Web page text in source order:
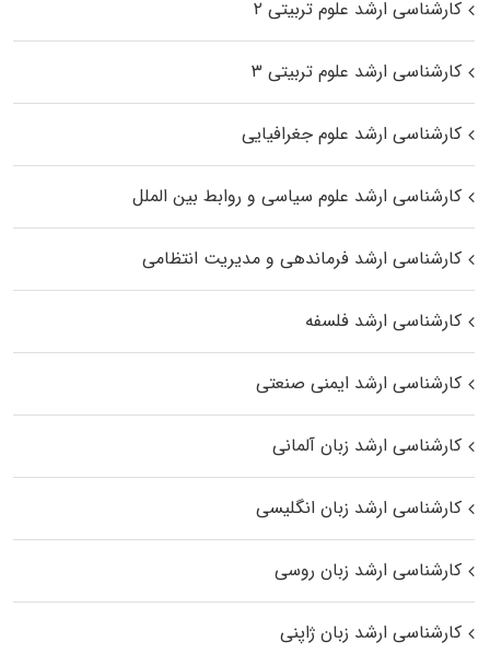
کارشناسی ارشد علوم تربیتی ۲
کارشناسی ارشد علوم تربیتی ۳
کارشناسی ارشد علوم جغرافیایی
کارشناسی ارشد علوم سیاسی و روابط بین الملل
کارشناسی ارشد فرماندهی و مدیریت انتظامی
کارشناسی ارشد فلسفه
کارشناسی ارشد ایمنی صنعتی
کارشناسی ارشد زبان آلمانی
کارشناسی ارشد زبان انگلیسی
کارشناسی ارشد زبان روسی
کارشناسی ارشد زبان ژاپنی